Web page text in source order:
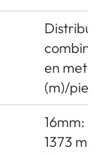
en
(m)/pies
16mm:
1373 mm